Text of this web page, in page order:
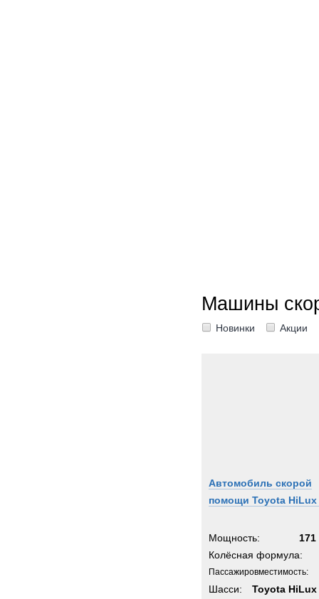
Машины
Новинки Акции
Автомобиль скорой
помощи Toyota HiLux
Мощность:
171
Колёсная формула:
Пассажировместимость:
Шасси: Toyota HiLux